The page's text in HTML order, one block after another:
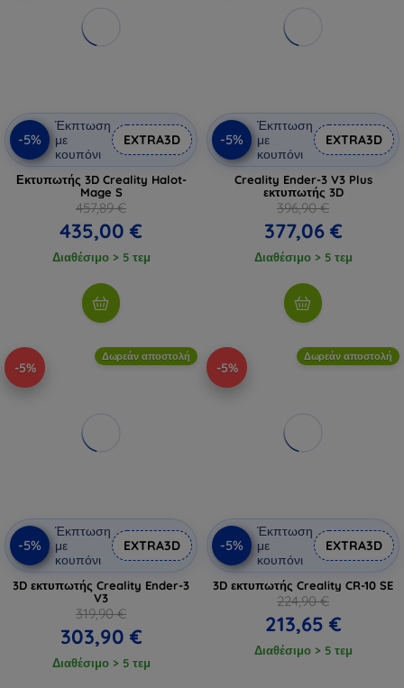
-5%
Έκπτωση
με
κουπόνι
EXTRA3D
Εκτυπωτής 3D Creality Halot-
Mage S
457,89 €
435,00 €
Διαθέσιμο > 5 τεμ
-5%
Έκπτωση
με
κουπόνι
EXTRA3D
Creality Ender-3 V3 Plus
εκτυπωτής 3D
396,90 €
377,06 €
Διαθέσιμο > 5 τεμ
-5%
Δωρεάν αποστολή
-5%
Έκπτωση
με
κουπόνι
EXTRA3D
3D εκτυπωτής Creality Ender-3
V3
319,90 €
303,90 €
Διαθέσιμο > 5 τεμ
-5%
Δωρεάν αποστολή
-5%
Έκπτωση
με
κουπόνι
EXTRA3D
3D εκτυπωτής Creality CR-10 SE
224,90 €
213,65 €
Διαθέσιμο > 5 τεμ